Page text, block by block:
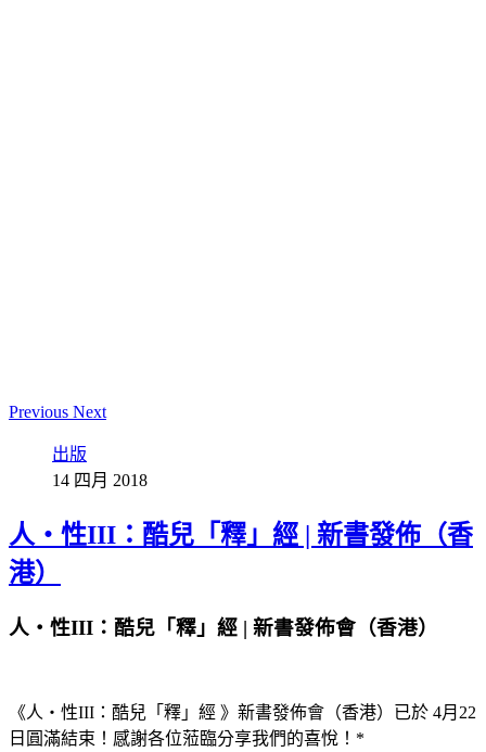
Previous Next
出版
14 四月 2018
人・性III：酷兒「釋」經 | 新書發佈（香
港）
人・性III：酷兒「釋」經 | 新書發佈會（香港）
《人・性III：酷兒「釋」經 》新書發佈會（香港）已於 4月22
日圓滿結束！感謝各位蒞臨分享我們的喜悅！*